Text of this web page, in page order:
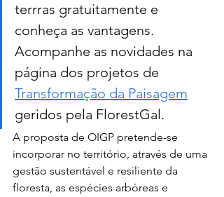
terrras gratuitamente e
conheça as vantagens.
Acompanhe as novidades na
página dos projetos de
Transformação da Paisagem
geridos pela FlorestGal.
A proposta de OIGP pretende-se
incorporar no território, através de uma
gestão sustentável e resiliente da
floresta, as espécies arbóreas e